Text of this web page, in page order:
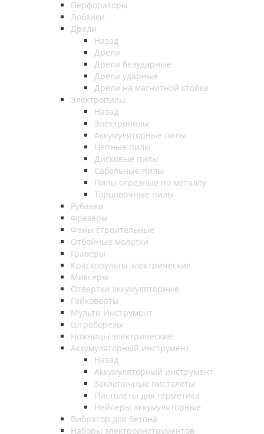
Перфораторы
Лобзики
Дрели
Назад
Дрели
Дрели безударные
Дрели ударные
Дрели на магнитной стойке
Электропилы
Назад
Электропилы
Аккумуляторные пилы
Цепные пилы
Дисковые пилы
Сабельные пилы
Пилы отрезные по металлу
Торцовочные пилы
Рубанки
Фрезеры
Фены строительные
Отбойные молотки
Граверы
Краскопульты электрические
Миксеры
Отвертки аккумуляторные
Гайковерты
Мульти Инструмент
Штроборезы
Ножницы электрические
Аккумуляторный инструмент
Назад
Аккумуляторный инструмент
Заклепочные пистолеты
Пистолеты для герметика
Нейлеры аккумуляторные
Вибратор для бетона
Наборы электроинструментов